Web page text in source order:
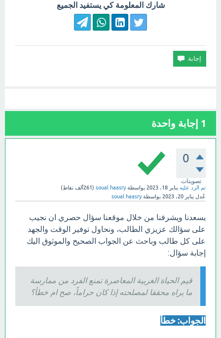
شارك المعلومة كي يستفيد الجميع
1 إجابة واحدة
0
تصويتات
تم الرد عليه يناير 18، 2023 بواسطةsoual haasry
(261ألف
نقاط)
عُدل يناير 20، 2023 بواسطةsoual haasry
يسعدنا ويشرفنا من خلال موقعنا سؤال حصري ان نجيب
على سؤالك عزيزي الطالب، ونحاول توفير الوقت والجهد
على كل طالب وباحث عن الجواب الصحيح والموثوق اليك
إجابة سؤال:
قيم الحياة الغربية المعاصرة تمنع الفرد من ممارسة
ما يراه محققا لمصلحته إذا كان حراماً، صح ام خطأ؟
الجواب: خطأ